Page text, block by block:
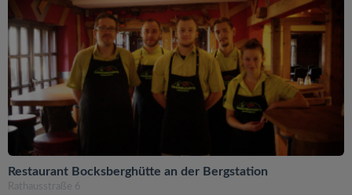
Restaurant Bocksberghütte an der Bergstation
Rathausstraße 6